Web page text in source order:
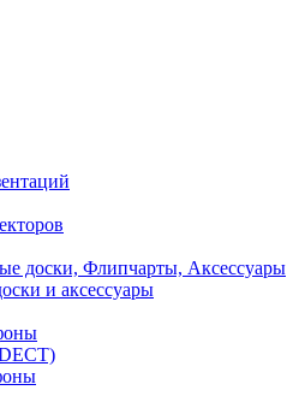
доски, Флипчарты, Аксессуары
и аксессуары